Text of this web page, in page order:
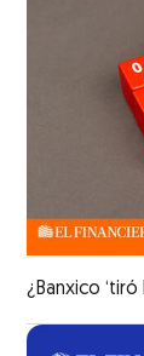
¿Banxico